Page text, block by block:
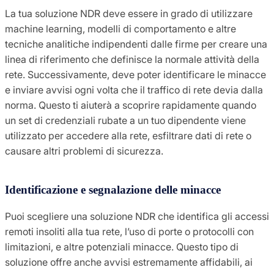
La tua soluzione NDR deve essere in grado di utilizzare
machine learning, modelli di comportamento e altre
tecniche analitiche indipendenti dalle firme per creare una
linea di riferimento che definisce la normale attività della
rete. Successivamente, deve poter identificare le minacce
e inviare avvisi ogni volta che il traffico di rete devia dalla
norma. Questo ti aiuterà a scoprire rapidamente quando
un set di credenziali rubate a un tuo dipendente viene
utilizzato per accedere alla rete, esfiltrare dati di rete o
causare altri problemi di sicurezza.
Identificazione e segnalazione delle minacce
Puoi scegliere una soluzione NDR che identifica gli accessi
remoti insoliti alla tua rete, l’uso di porte o protocolli con
limitazioni, e altre potenziali minacce. Questo tipo di
soluzione offre anche avvisi estremamente affidabili, ai